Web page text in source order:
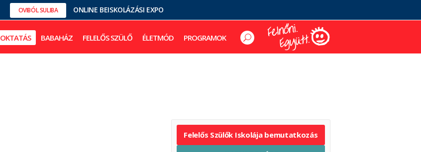
OVIBÓL SULIBA ONLINE BEISKOLÁZÁSI EXPO
OKTATÁS BABAHÁZ FELELŐS SZÜLŐ ÉLETMÓD PROGRAMOK
Felelős Szülők Iskolája bemutatkozás